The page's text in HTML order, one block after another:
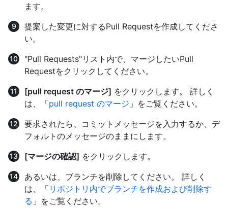
ます。
提案した変更に対するPull Requestを作成してくださ
い。
"Pull Requests"リスト内で、マージしたいPull
Requestをクリックしてください。
[pull request のマージ] をクリックします。 詳しく
は、「pull request のマージ 」をご覧ください。
要求されたら、コミットメッセージを入力するか、デ
フォルトのメッセージのままにします。
[マージの確認] をクリックします。
あるいは、ブランチを削除してください。 詳しく
は、「 リポジトリ内でブランチを作成および削除す
る 」をご覧ください。